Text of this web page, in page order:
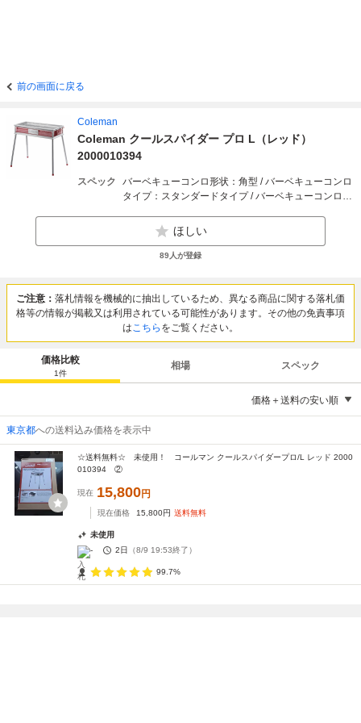
前の画面に戻る
Coleman
Coleman クールスパイダー プロ L（レッド）
2000010394
スペック
バーベキューコンロ形状：角型 / バーベキューコンロ
タイプ：スタンダードタイプ / バーベキューコンロ燃
ベキューコンロ特徴：本体高さ調整など / バーベキュ
ーコンロ重量（kg）：6kg / バーベキューコンロ使用
時幅（cm）：80cm / バーベキューコンロ使用時奥行
（cm）：70cm / バーベキューコンロ収納時幅
（cm）：73cm / バーベキューコンロ収納時奥行さ
（cm）：34cm / バーベキューコンロ収納時高さ
（cm）：15cm / 色：レッド系
ほしい
89人が登録
ご注意： 落札情報を機械的に抽出しているため、異なる商品に関する落札価
格等の情報が掲載又は利用されている可能性があります。その他の免責事項
はこちら をご覧ください。
価格比較
1件
相場 スペック
価格＋送料の安い順
東京都への送料込み価格を表示中
☆送料無料☆ 未使用！ コールマン クールスパイダープロ/L レッド 2000
010394 ②
現在 15,800円
現在価格 15,800円 送料無料
未使用
-
2日 （8/9 19:53終了）
99.7%